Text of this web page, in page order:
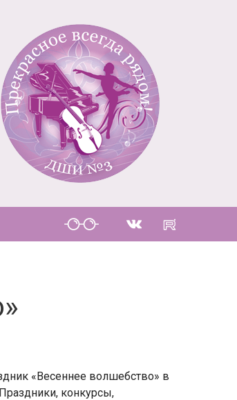
«Весеннее волшебство» в
конкурсы,